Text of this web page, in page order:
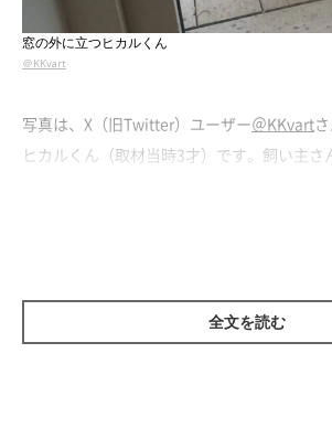
窓の外に立つヒカルくん
＠KKvart
写真は、X（旧Twitter）ユーザー＠KKvart
ヒカルくん（取材当時3才）です。飼い主さ
ています。「こんなことになってしまった
か」と嘆く飼い主さんに、詳しい状況をお
全文を読む